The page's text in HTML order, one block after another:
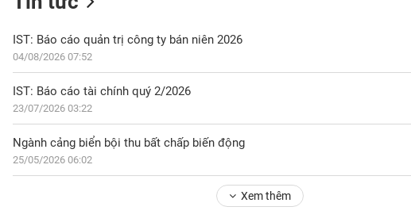
IST: Báo cáo quản trị công ty bán niên 2026
04/08/2026 07:52
IST: Báo cáo tài chính quý 2/2026
23/07/2026 03:22
Ngành cảng biển bội thu bất chấp biến động
25/05/2026 06:02
Xem thêm
DOANH
NGHIỆP
CỔ
PHIẾU